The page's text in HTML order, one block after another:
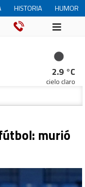
HISTORIA HUMOR
2.9 °C
cielo claro
murió